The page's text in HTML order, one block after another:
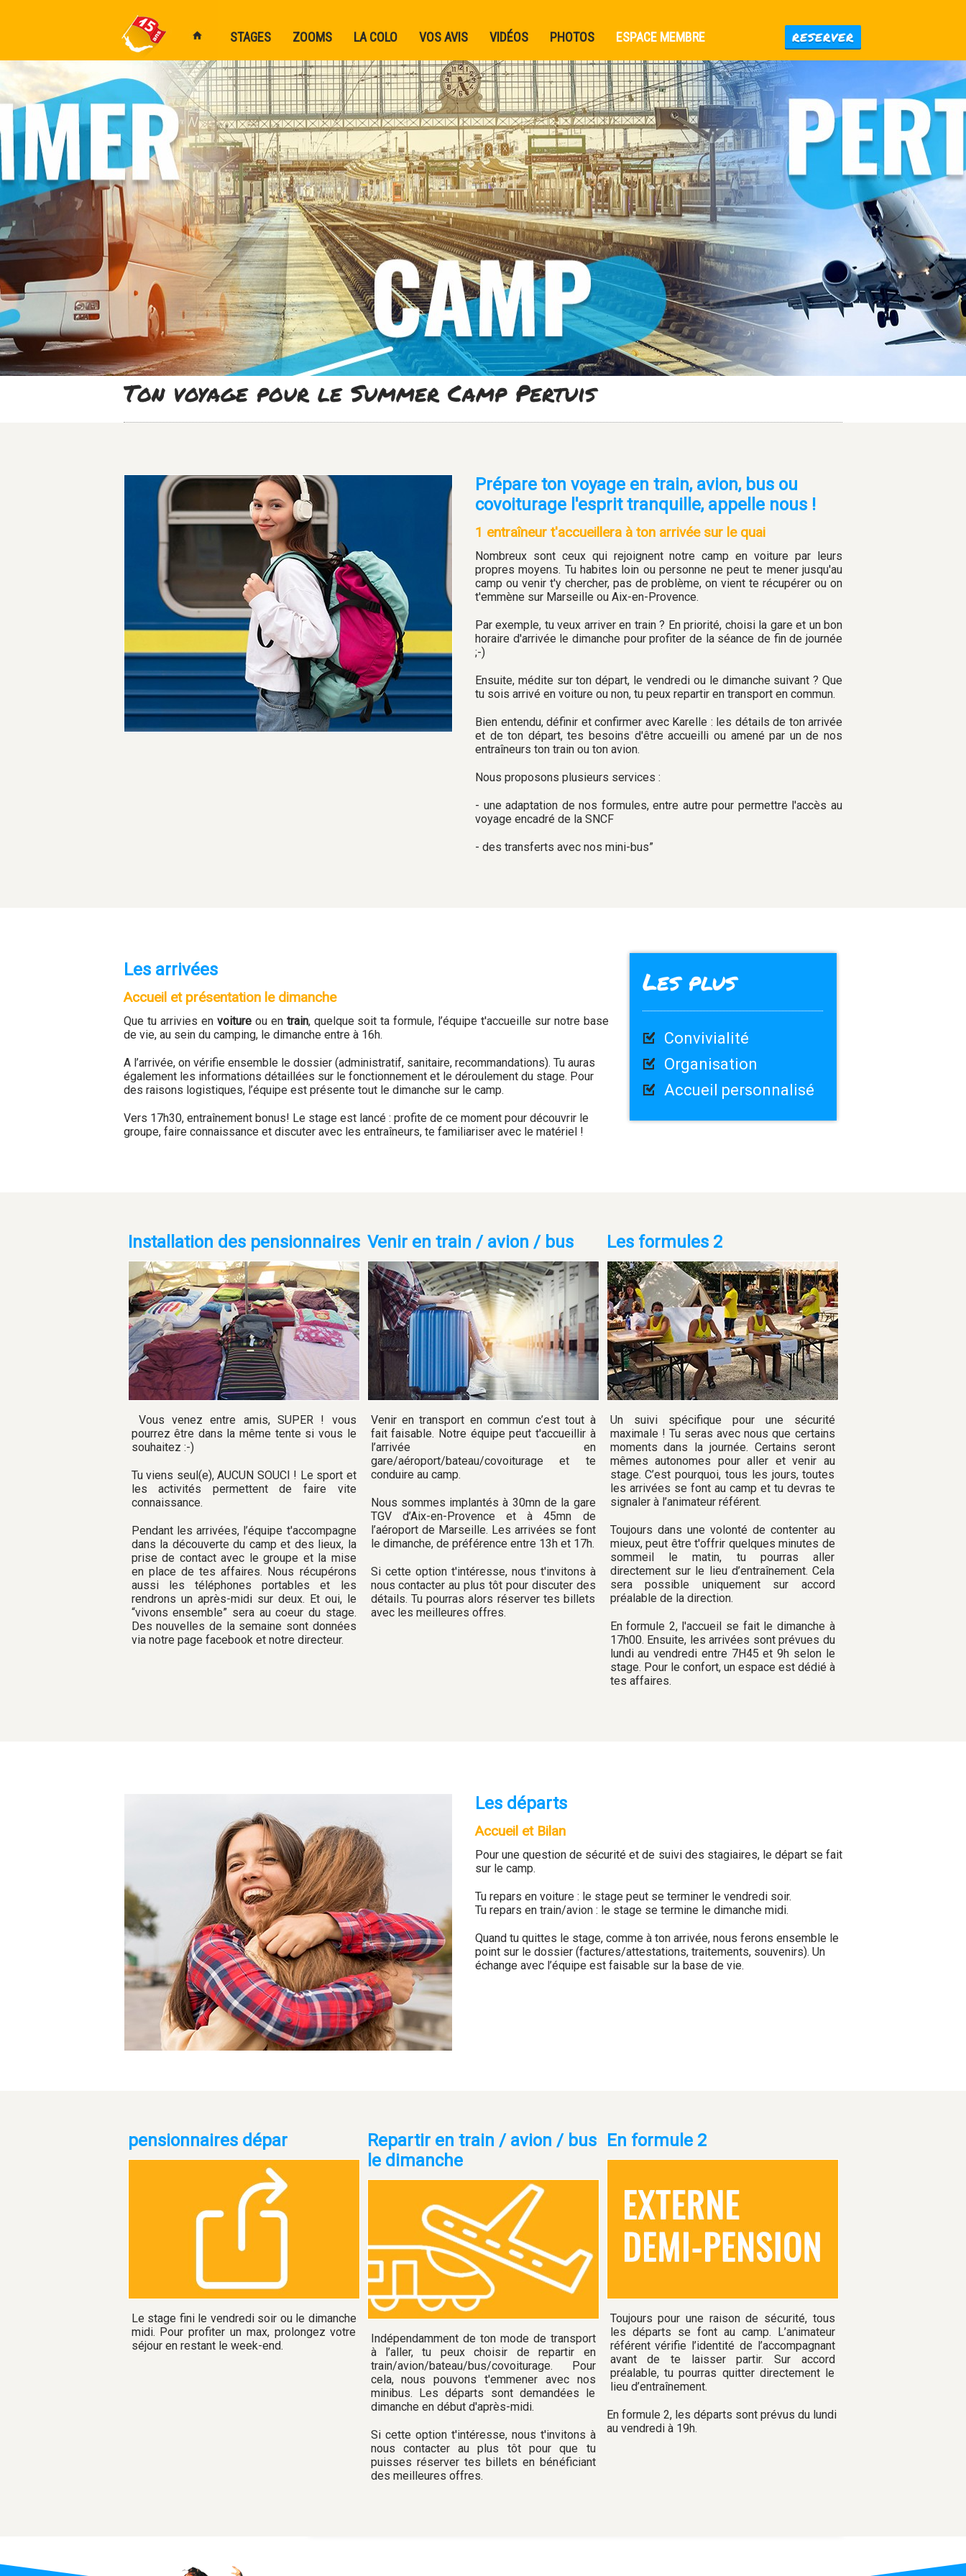
STAGES ZOOMS LA COLO VOS AVIS VIDÉOS PHOTOS ESPACE MEMBRE RESERVER
Ton voyage pour le Summer Camp Pertuis
Prépare ton voyage en train, avion, bus ou
covoiturage l'esprit tranquille, appelle nous !
1 entraîneur t'accueillera à ton arrivée sur le quai
Nombreux sont ceux qui rejoignent notre camp en voiture par leurs
propres moyens. Tu habites loin ou personne ne peut te mener jusqu'au
camp ou venir t'y chercher, pas de problème, on vient te récupérer ou on
t'emmène sur Marseille ou Aix-en-Provence.
Par exemple, tu veux arriver en train ? En priorité, choisi la gare et un bon
horaire d'arrivée le dimanche pour profiter de la séance de fin de journée
;-)
Ensuite, médite sur ton départ, le vendredi ou le dimanche suivant ? Que
tu sois arrivé en voiture ou non, tu peux repartir en transport en commun.
Bien entendu, définir et confirmer avec Karelle : les détails de ton arrivée
et de ton départ, tes besoins d'être accueilli ou amené par un de nos
entraîneurs ton train ou ton avion.
Nous proposons plusieurs services :
- une adaptation de nos formules, entre autre pour permettre l'accès au
voyage encadré de la SNCF
- des transferts avec nos mini-bus”
Les arrivées
Accueil et présentation le dimanche
Que tu arrivies en voitureou en train, quelque soit ta formule, l’équipe t'accueille sur notre base
de vie, au sein du camping, le dimanche entre à 16h.
A l’arrivée, on vérifie ensemble le dossier (administratif, sanitaire, recommandations). Tu auras
également les informations détaillées sur le fonctionnement et le déroulement du stage. Pour
des raisons logistiques, l’équipe est présente tout le dimanche sur le camp.
Vers 17h30, entraînement bonus! Le stage est lancé : profite de ce moment pour découvrir le
groupe, faire connaissance et discuter avec les entraîneurs, te familiariser avec le matériel !
Les plus
Convivialité
Organisation
Accueil personnalisé
Installation des pensionnaires
Vous venez entre amis, SUPER ! vous
pourrez être dans la même tente si vous le
souhaitez :-)
Tu viens seul(e), AUCUN SOUCI ! Le sport et
les activités permettent de faire vite
connaissance.
Pendant les arrivées, l’équipe t'accompagne
dans la découverte du camp et des lieux, la
prise de contact avec le groupe et la mise
en place de tes affaires. Nous récupérons
aussi les téléphones portables et les
rendrons un après-midi sur deux. Et oui, le
“vivons ensemble” sera au coeur du stage.
Des nouvelles de la semaine sont données
via notre page facebook et notre directeur.
Venir en train / avion / bus
Venir en transport en commun c’est tout à
fait faisable. Notre équipe peut t'accueillir à
l’arrivée en
gare/aéroport/bateau/covoiturage et te
conduire au camp.
Nous sommes implantés à 30mn de la gare
TGV d’Aix-en-Provence et à 45mn de
l’aéroport de Marseille. Les arrivées se font
le dimanche, de préférence entre 13h et 17h.
Si cette option t'intéresse, nous t'invitons à
nous contacter au plus tôt pour discuter des
détails. Tu pourras alors réserver tes billets
avec les meilleures offres.
Les formules 2
Un suivi spécifique pour une sécurité
maximale ! Tu seras avec nous que certains
moments dans la journée. Certains seront
mêmes autonomes pour aller et venir au
stage. C’est pourquoi, tous les jours, toutes
les arrivées se font au camp et tu devras te
signaler à l’animateur référent.
Toujours dans une volonté de contenter au
mieux, peut être t'offrir quelques minutes de
sommeil le matin, tu pourras aller
directement sur le lieu d’entraînement. Cela
sera possible uniquement sur accord
préalable de la direction.
En formule 2, l'accueil se fait le dimanche à
17h00. Ensuite, les arrivées sont prévues du
lundi au vendredi entre 7H45 et 9h selon le
stage. Pour le confort, un espace est dédié à
tes affaires.
Les départs
Accueil et Bilan
Pour une question de sécurité et de suivi des stagiaires, le départ se fait
sur le camp.
Tu repars en voiture : le stage peut se terminer le vendredi soir.
Tu repars en train/avion : le stage se termine le dimanche midi.
Quand tu quittes le stage, comme à ton arrivée, nous ferons ensemble le
point sur le dossier (factures/attestations, traitements, souvenirs). Un
échange avec l’équipe est faisable sur la base de vie.
pensionnaires dépar
Le stage fini le vendredi soir ou le dimanche
midi. Pour profiter un max, prolongez votre
séjour en restant le week-end.
Repartir en train / avion / bus
le dimanche
Indépendamment de ton mode de transport
à l’aller, tu peux choisir de repartir en
train/avion/bateau/bus/covoiturage. Pour
cela, nous pouvons t'emmener avec nos
minibus. Les départs sont demandées le
dimanche en début d'après-midi.
Si cette option t'intéresse, nous t'invitons à
nous contacter au plus tôt pour que tu
puisses réserver tes billets en bénéficiant
des meilleures offres.
En formule 2
Toujours pour une raison de sécurité, tous
les départs se font au camp. L’animateur
référent vérifie l’identité de l’accompagnant
avant de te laisser partir. Sur accord
préalable, tu pourras quitter directement le
lieu d’entraînement.
En formule 2, les départs sont prévus du lundi
au vendredi à 19h.